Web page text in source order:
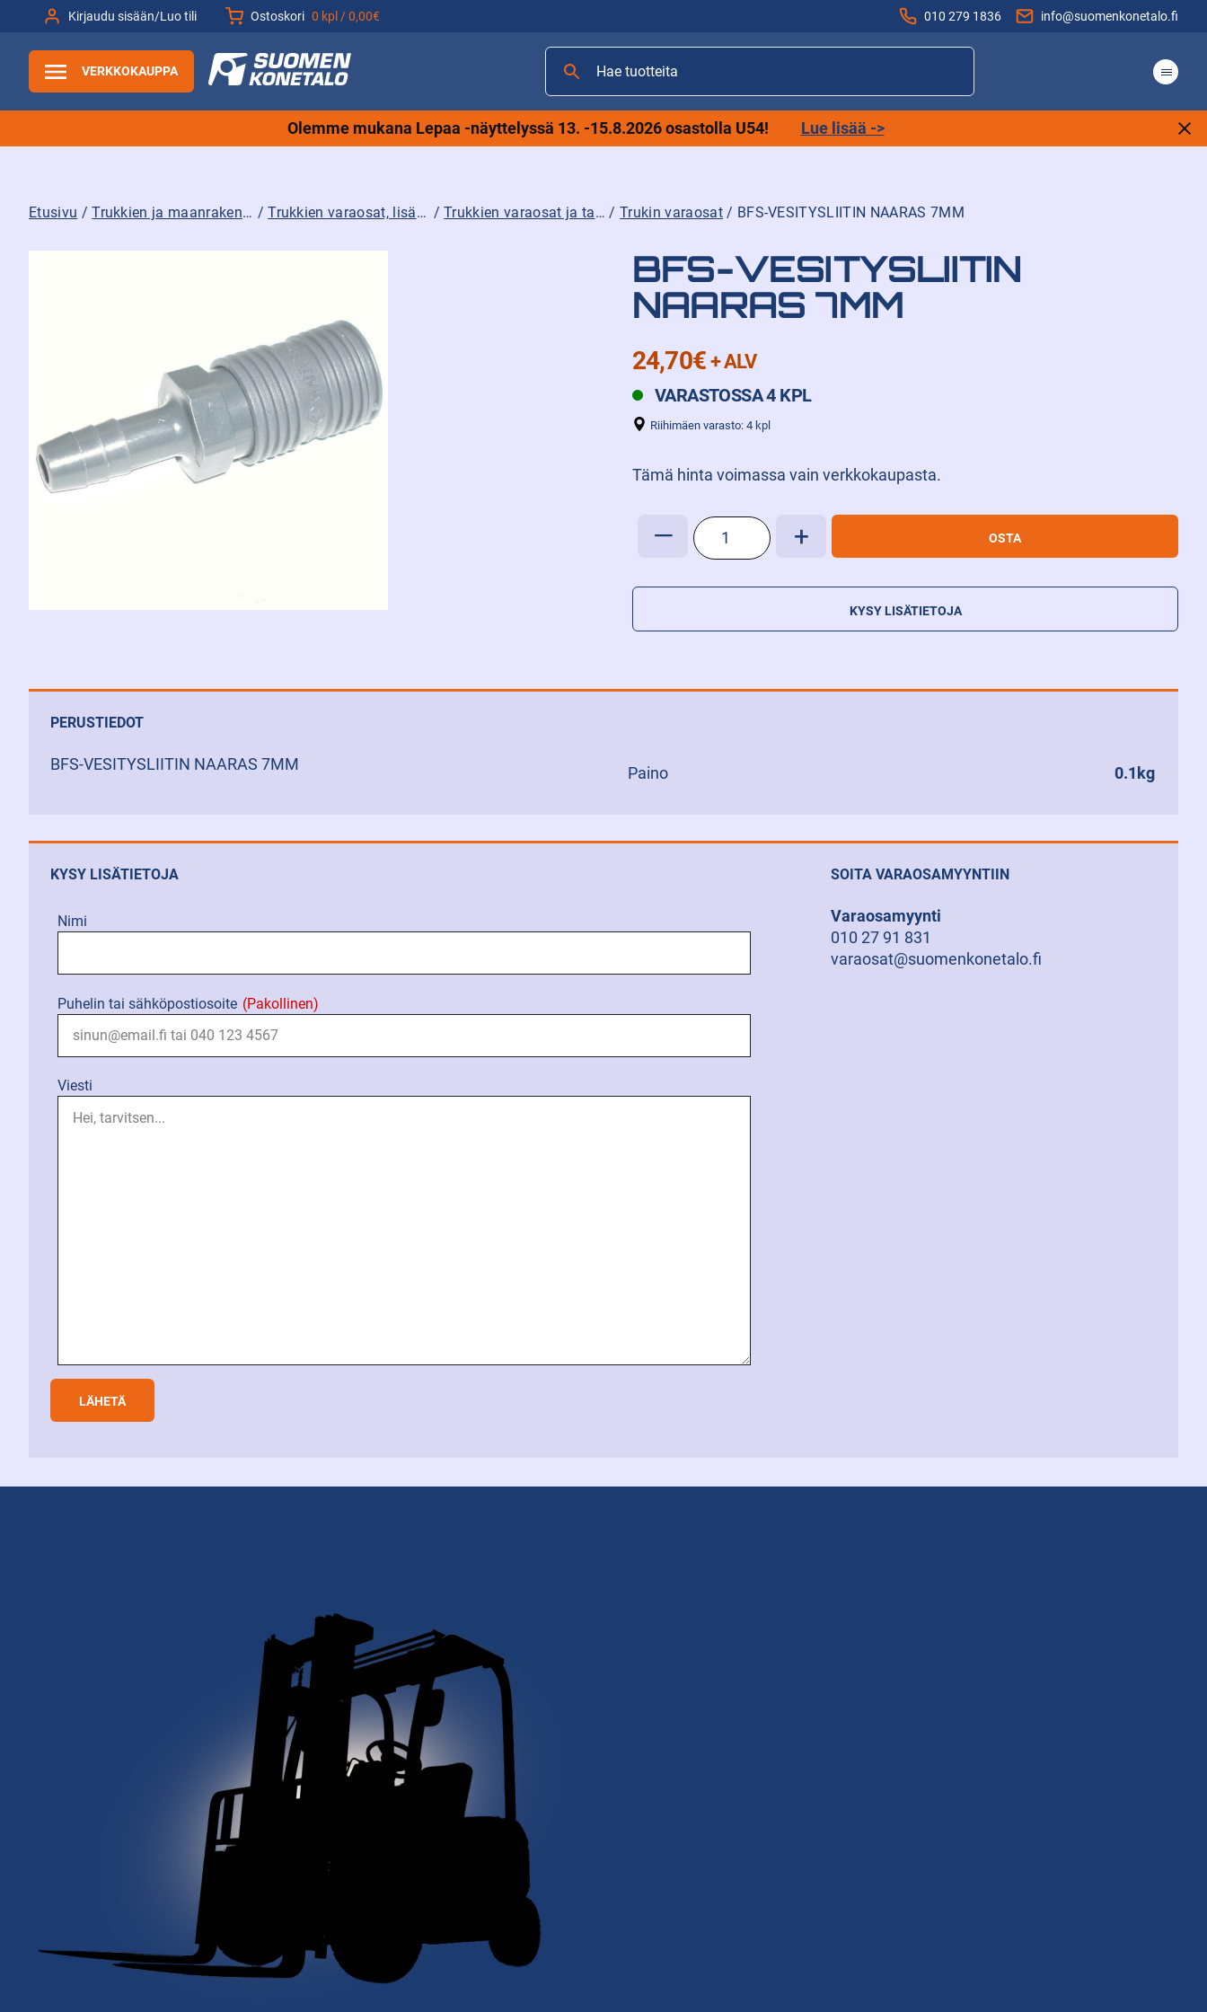
Kirjaudu sisään/Luo tili Ostoskori 0 kpl /0,00€ 010 279 1836 info@suomenkonetalo.fi
VERKKOKAUPPA
Hae
tuotteita
Olemme mukana Lepaa -näyttelyssä 13. -15.8.2026 osastolla U54! Lue lisää ->
Etusivu / Trukkien ja maanrakennuskoneiden tarvikkeet sekä varaosat ja lisävarusteet / Trukkien varaosat, lisävarusteet ja tarvikkeet / Trukkien varaosat ja tarvikkeet /Trukin varaosat/ BFS-VESITYSLIITIN NAARAS 7MM
BFS-VESITYSLIITIN
NAARAS 7MM
24,70€+ ALV
VARASTOSSA 4 KPL
Riihimäen varasto: 4 kpl
Tämä hinta voimassa vain verkkokaupasta.
—
BFS-
VESITYSLIITIN
7MM
+ OSTA
KYSY LISÄTIETOJA
PERUSTIEDOT
BFS-VESITYSLIITIN NAARAS 7MM Paino 0.1kg
KYSY LISÄTIETOJA
Nimi
Puhelin tai sähköpostiosoite (Pakollinen)
Viesti
SOITA VARAOSAMYYNTIIN
Varaosamyynti
010 27 91 831
varaosat@suomenkonetalo.fi